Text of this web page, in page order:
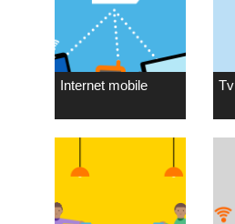
Internet mobile